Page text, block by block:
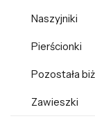
Naszyjniki
Pierścionki
Pozostała
Zawieszki